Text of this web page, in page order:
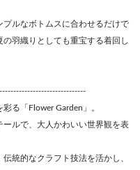
ルなボトムスに合わせるだけで
羽織りとしても重宝する着回し
る「Flower Garden」。
ルで、大人かわいい世界観を表
統的なクラフト技法を活かし、